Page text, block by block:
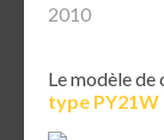
2010
Le modèle
type PY21W